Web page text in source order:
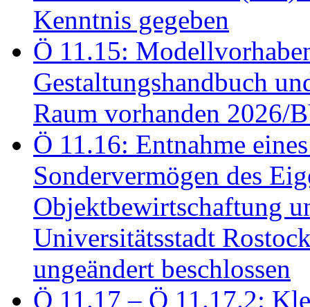
Kenntnis gegeben
Ö 11.15:
Gestaltungshandbuch
Raum vorhanden 2026/
Ö 11.16: Entnahme
Sondervermögen des
Objektbewirtschaftung
Universitätsstadt
ungeändert beschlossen
Ö 11.17 – Ö 11.17.2: